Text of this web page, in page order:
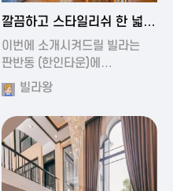
2024-11-19 01:27
깔끔하고 스타일리쉬 한 넓은
풀빌라
이번에 소개시켜드릴 빌라는
판반동 (한인타운)에…
빌라왕